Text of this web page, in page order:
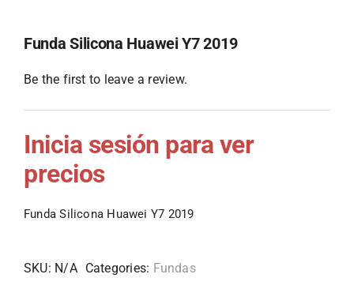
Funda Silicona Huawei Y7 2019
Be the first to leave a review.
Inicia sesión para ver
precios
Funda Silicona Huawei Y7 2019
SKU: N/A Categories: Fundas